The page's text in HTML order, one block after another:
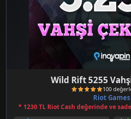
Wild Rift 5255
Riot Games
* 1230 TL Riot Cash değerinde ve